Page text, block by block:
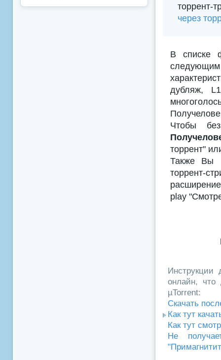
торрент-
через
В списке
дубляж,
Чтобы
торрент"
Также Вы
торрент-
play
Инструкции
онлайн, что
µTorrent:
Скачать
Как тут
Как тут
Не